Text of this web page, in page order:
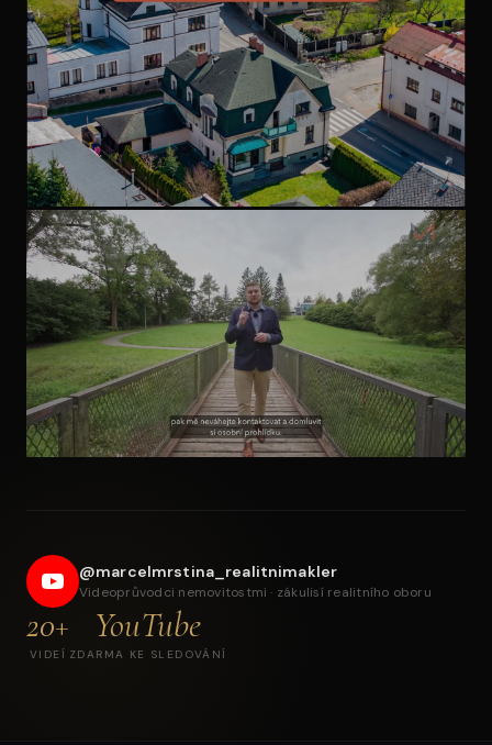
Moje zkušenost s jinou realitní kanceláří při převodu
domu. Tohle by se stávat nemělo.
NEMOVITOST S PŘÍBĚHEM
Milujete historii a domy s
příběhem?
@marcelmrstina_realitnimakler
Videoprůvodci nemovitostmi · zákulisí realitního oboru
20+
VIDEÍ
YouTube
ZDARMA KE SLEDOVÁNÍ